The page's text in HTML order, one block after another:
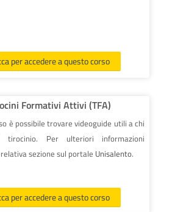
per accedere a questo corso
Formativi Attivi (TFA)
è possibile trovare videoguide utili a chi
tirocinio. Per ulteriori informazioni
sezione sul portale Unisalento.
per accedere a questo corso